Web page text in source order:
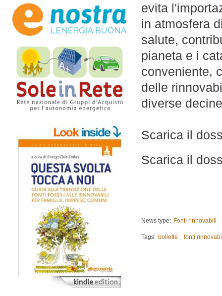
evita
in atmosfera
salute,
pianeta e i
conveniente,
delle
diverse
Scarica il
Scarica il
News type: Fonti rinnovabili
Tags: bollette fonti